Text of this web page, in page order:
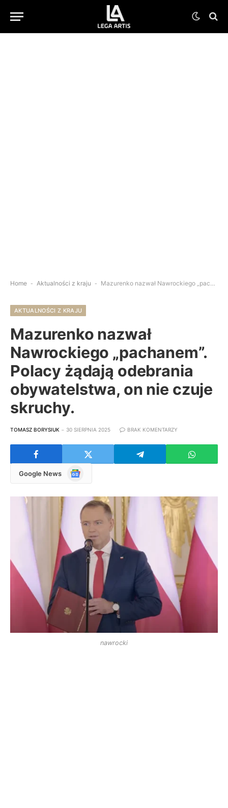
Home - Aktualności z kraju - Mazurenko nazwał Nawrockiego „pachanem”. Polacy żądają odebrania obywatelstwa, on nie czuje skruchy.
AKTUALNOŚCI Z KRAJU
Mazurenko nazwał
Nawrockiego „pachanem”.
Polacy żądają odebrania
obywatelstwa, on nie czuje
skruchy.
TOMASZ BORYSIUK 30 SIERPNIA 2025 BRAK KOMENTARZY
Google News
Google
nawrocki